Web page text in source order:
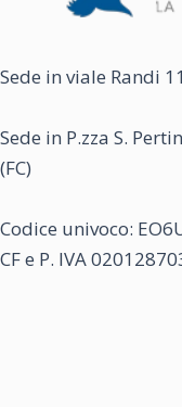
Sede in viale Randi
Sede in P.zza S.
(FC)
Codice univoco:
CF e P. IVA